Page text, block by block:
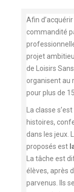
Afin
commandité
projet
de Loisirs
organisent au
pour plus de
La classe
histoires,
dans les jeux.
proposés est
La tâche est
élèves, après
parvenus. Ils